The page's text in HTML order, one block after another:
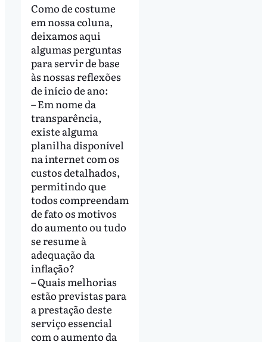
Como de costume
em nossa coluna,
deixamos aqui
algumas perguntas
para servir de base
às nossas reflexões
de início de ano:
– Em nome da
transparência,
existe alguma
planilha disponível
na internet com os
custos detalhados,
permitindo que
todos compreendam
de fato os motivos
do aumento ou tudo
se resume à
adequação da
inflação?
– Quais melhorias
estão previstas para
a prestação deste
serviço essencial
com o aumento da